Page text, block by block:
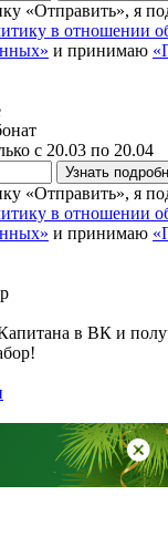
«Отправить», я
в отношении
и принимаю
с 20.03 по 20.04
Узнать
«Отправить», я
в отношении
и принимаю
в ВК и